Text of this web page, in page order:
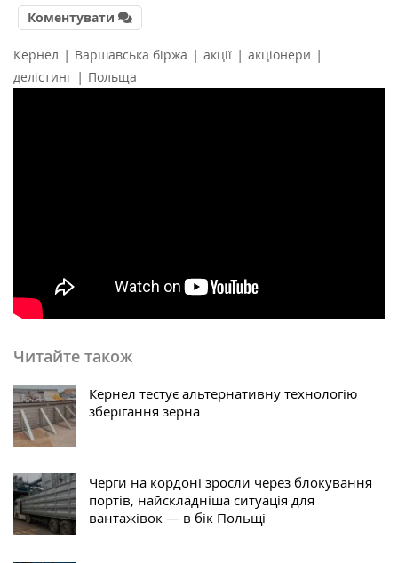
Коментувати
Кернел | Варшавська біржа | акції | акціонери |
делістинг | Польща
Читайте також
Кернел тестує альтернативну технологію
зберігання зерна
Черги на кордоні зросли через блокування
портів, найскладніша ситуація для
вантажівок — в бік Польщі